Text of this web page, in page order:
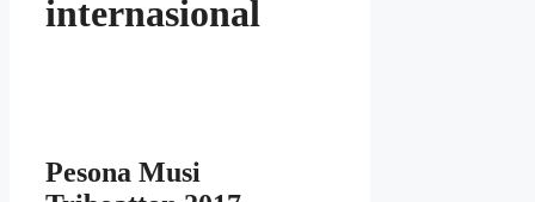
internasional
Pesona Musi